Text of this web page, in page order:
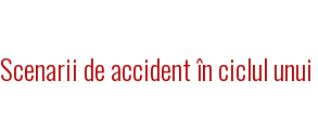
Scenarii de accident în ciclul